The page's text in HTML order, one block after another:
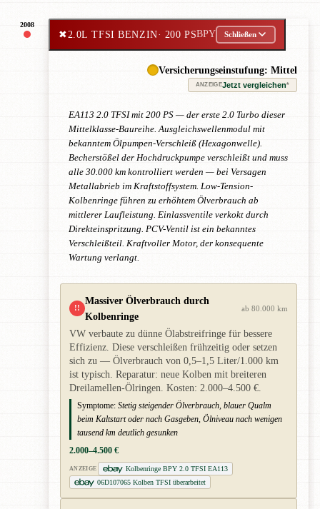
2008
✖2.0L TFSI BENZIN· 200 PSBPY Schließen
Versicherungseinstufung: Mittel
ANZEIGEJetzt vergleichen*
EA113 2.0 TFSI mit 200 PS — der erste 2.0 Turbo dieser
Mittelklasse-Baureihe. Ausgleichswellenmodul mit
bekanntem Ölpumpen-Verschleiß (Hexagonwelle).
Becherstößel der Hochdruckpumpe verschleißt und muss
alle 30.000 km kontrolliert werden — bei Versagen
Metallabrieb im Kraftstoffsystem. Low-Tension-
Kolbenringe führen zu erhöhtem Ölverbrauch ab
mittlerer Laufleistung. Einlassventile verkokt durch
Direkteinspritzung. PCV-Ventil ist ein bekanntes
Verschleißteil. Kraftvoller Motor, der konsequente
Wartung verlangt.
!!
Massiver Ölverbrauch durch
Kolbenringe
ab 80.000 km
VW verbaute zu dünne Ölabstreifringe für bessere
Effizienz. Diese verschleißen frühzeitig oder setzen
sich zu — Ölverbrauch von 0,5–1,5 Liter/1.000 km
ist typisch. Reparatur: neue Kolben mit breiteren
Dreilamellen-Ölringen. Kosten: 2.000–4.500 €.
Symptome: Stetig steigender Ölverbrauch, blauer Qualm
beim Kaltstart oder nach Gasgeben, Ölniveau nach wenigen
tausend km deutlich gesunken
2.000–4.500 €
ANZEIGE
Kolbenringe BPY 2.0 TFSI EA113
06D107065 Kolben TFSI überarbeitet